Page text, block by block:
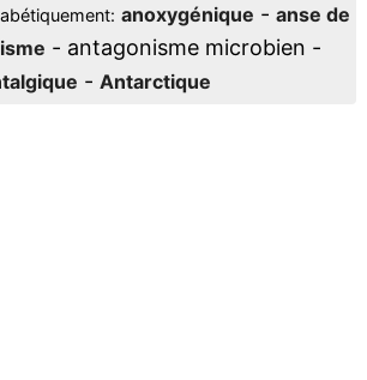
anoxygénique - anse de
- antagonisme microbien -
- Antarctique